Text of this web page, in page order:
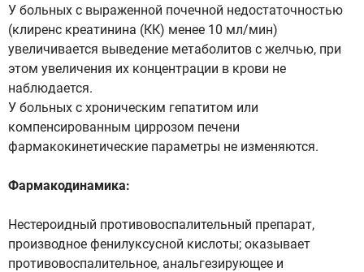
У больных с выраженной почечной недостаточностью
(клиренс креатинина (КК) менее 10 мл/мин)
увеличивается выведение метаболитов с желчью, при
этом увеличения их концентрации в крови не
наблюдается.
У больных с хроническим гепатитом или
компенсированным циррозом печени
фармакокинетические параметры не изменяются.
Фармакодинамика:
Нестероидный противовоспалительный препарат,
производное фенилуксусной кислоты; оказывает
противовоспалительное, анальгезирующее и